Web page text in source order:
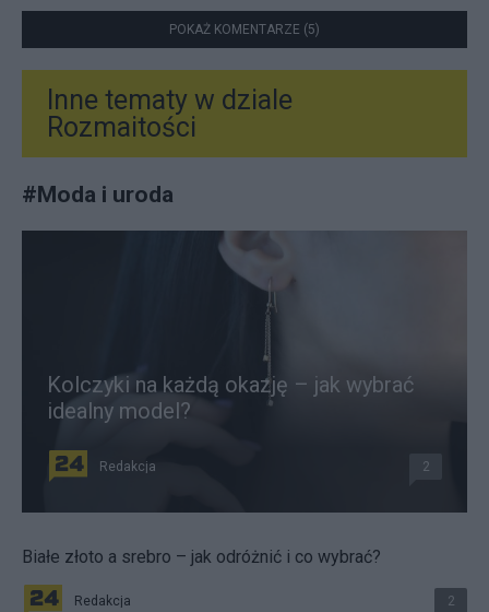
POKAŻ KOMENTARZE (5)
Inne tematy w dziale
Rozmaitości
#Moda i uroda
Kolczyki na każdą okazję – jak wybrać
idealny model?
Redakcja 2
Białe złoto a srebro – jak odróżnić i co wybrać?
Redakcja 2